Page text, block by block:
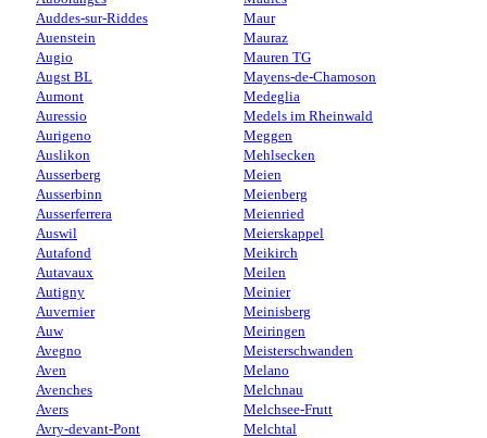
Auddes-sur-Riddes
Auenstein
Augio
Augst BL
Aumont
Auressio
Aurigeno
Auslikon
Ausserberg
Ausserbinn
Ausserferrera
Auswil
Autafond
Autavaux
Autigny
Auvernier
Auw
Avegno
Aven
Avenches
Avers
Avry-devant-Pont
Maur
Mauraz
Mauren TG
Mayens-de-Chamoson
Medeglia
Medels im Rheinwald
Meggen
Mehlsecken
Meien
Meienberg
Meienried
Meierskappel
Meikirch
Meilen
Meinier
Meinisberg
Meiringen
Meisterschwanden
Melano
Melchnau
Melchsee-Frutt
Melchtal